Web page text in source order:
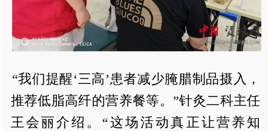
“我们提醒‘三高’患者减少腌腊制品摄入，
推荐低脂高纤的营养餐等。”针灸二科主任
王会丽介绍。“这场活动真正让营养知